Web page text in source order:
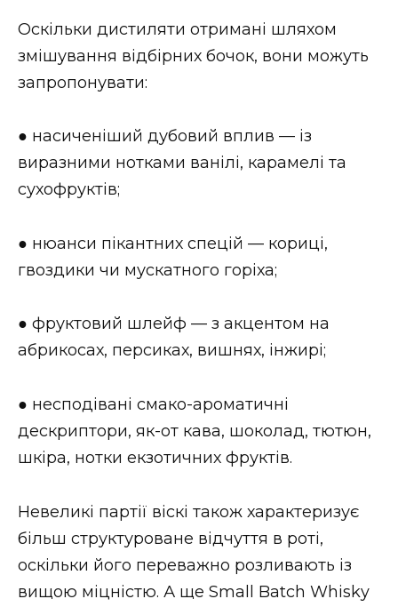
Оскільки дистиляти отримані шляхом
змішування відбірних бочок, вони можуть
запропонувати:
● насиченіший дубовий вплив — із
виразними нотками ванілі, карамелі та
сухофруктів;
● нюанси пікантних спецій — кориці,
гвоздики чи мускатного горіха;
● фруктовий шлейф — з акцентом на
абрикосах, персиках, вишнях, інжирі;
● несподівані смако-ароматичні
дескриптори, як-от кава, шоколад, тютюн,
шкіра, нотки екзотичних фруктів.
Невеликі партії віскі також характеризує
більш структуроване відчуття в роті,
оскільки його переважно розливають із
вищою міцністю. А ще Small Batch Whisky